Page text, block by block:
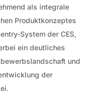
als integrale
Produktkonzeptes
System der CES,
ein deutliches
und
der